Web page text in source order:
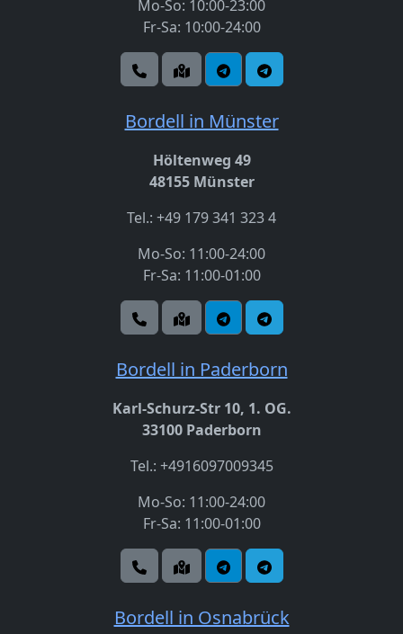
Mo-So: 10:00-23:00
Fr-Sa: 10:00-24:00
Bordell in Münster
Höltenweg 49
48155 Münster
Tel.: +49 179 341 323 4
Mo-So: 11:00-24:00
Fr-Sa: 11:00-01:00
Bordell in Paderborn
Karl-Schurz-Str 10, 1. OG.
33100 Paderborn
Tel.: +4916097009345
Mo-So: 11:00-24:00
Fr-Sa: 11:00-01:00
Bordell in Osnabrück